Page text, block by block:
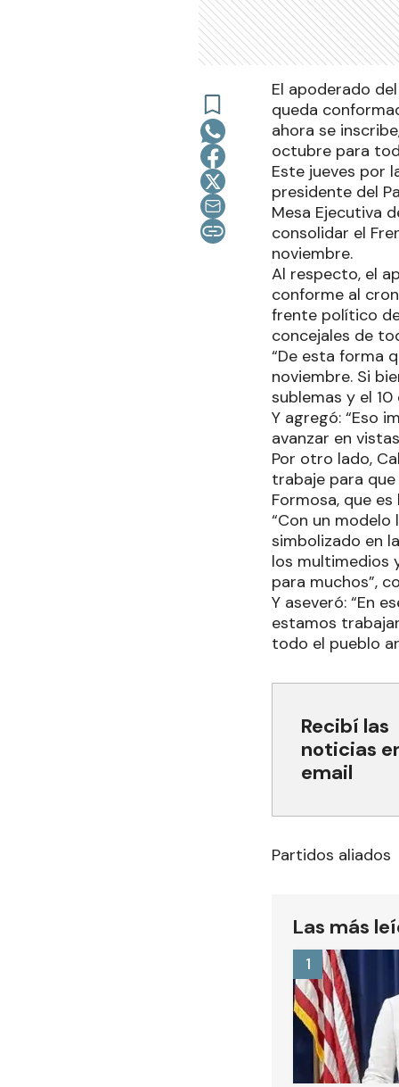
El apoderado
queda
ahora se
octubre para
Este jueves por
presidente del
Mesa Ejecutiva
consolidar el
noviembre.
Al respecto, el
conforme al
frente político
concejales de
“De esta forma
noviembre. Si
sublemas y el
Y agregó: “Eso
avanzar en
Por otro lado,
trabaje para
Formosa, que
“Con un
simbolizado en
los multimedios
para muchos”,
Y aseveró: “En
estamos
todo el pueblo
Recibí las
noticias
email
Partidos aliados
Las más
1